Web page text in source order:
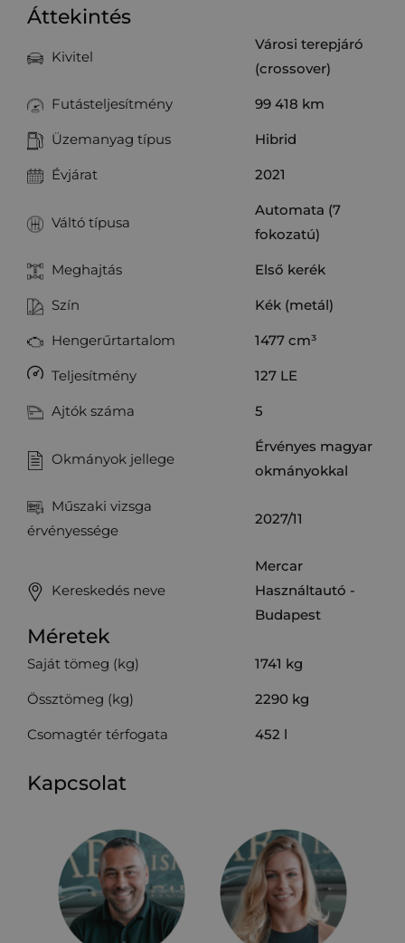
Áttekintés
Kivitel
Városi terepjáró
(crossover)
Futásteljesítmény 99 418 km
Üzemanyag típus Hibrid
Évjárat 2021
Váltó típusa
Automata (7
fokozatú)
Meghajtás Első kerék
Szín Kék (metál)
Hengerűrtartalom 1477cm³
Teljesítmény 127 LE
Ajtók száma 5
Okmányok jellege
Érvényes magyar
okmányokkal
Műszaki vizsga
érvényessége
2027/11
Kereskedés neve
Mercar
Használtautó -
Budapest
Méretek
Saját tömeg (kg) 1741 kg
Össztömeg (kg) 2290 kg
Csomagtér térfogata 452 l
Kapcsolat